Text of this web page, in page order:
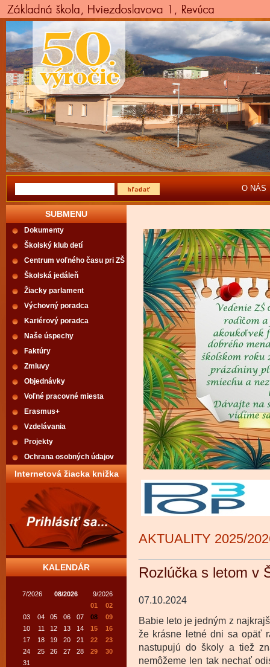
O NÁS
SUBMENU
Dokumenty
Školský klub detí
Centrum voľného času pri ZŠ
Školská jedáleň
Žiacky parlament
Výchovný poradca
Kariérový poradca
Naše úspechy
Faktúry
Zmluvy
Objednávky
Voľné pracovné miesta
Erasmus+
Vzdelávania
Projekty
Ochrana osobných údajov
Internetová žiacka knižka
KALENDÁR
7/2026 08/2026
9/2026
01
02
03
04 05 06 07 08
09
10
11 12 13 14 15
16
17
18 19 20 21 22
23
24
25 26 27 28 29
30
31
AKTUALITY 2025/
Rozlúčka s letom v
07.10.2024
Babie leto je jedným z
že krásne letné dni sa opäť
nastupujú do školy a tiež
nemôžeme len tak nechať